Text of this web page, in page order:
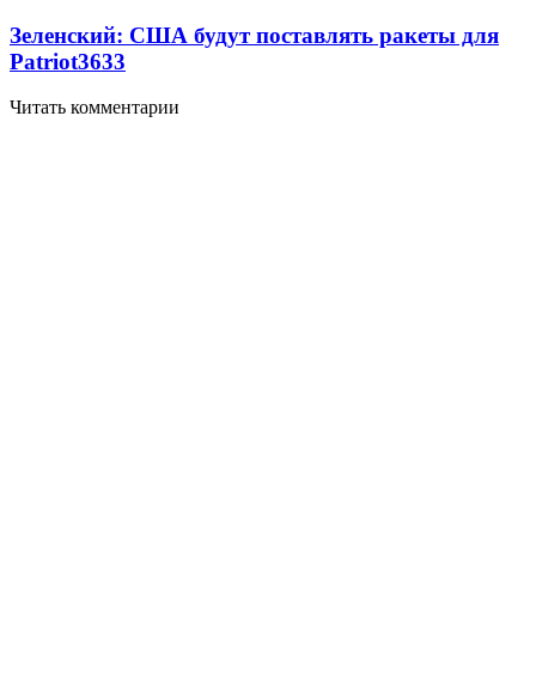
Зеленский: США будут поставлять ракеты для
Patriot3633
Читать комментарии